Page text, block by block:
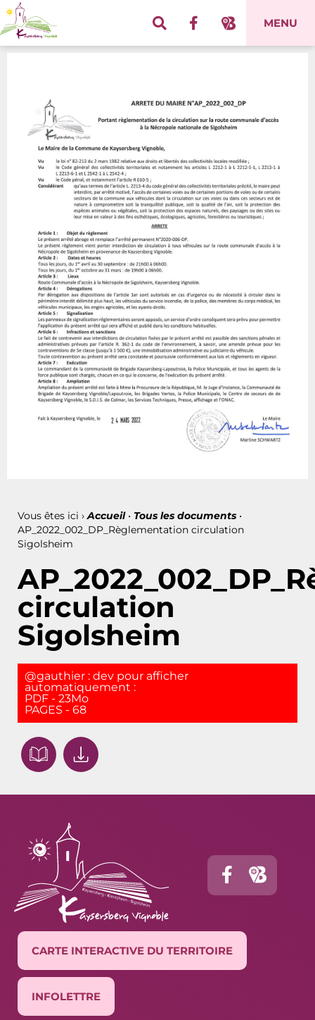
MENU
Vous êtes ici › Accueil• Tous les documents •
AP_2022_002_DP_Règlementation circulation
Sigolsheim
circulation
Sigolsheim
@gauthier : dev pour afficher
automatiquement :
PDF - 23Mo
PAGES - 68
CARTE INTERACTIVE DU TERRITOIRE
INFOLETTRE
Panneau de gestion des cookies